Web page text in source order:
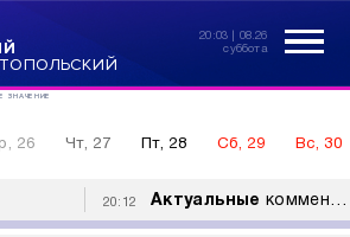
ЗНАЧЕНИЕ
20:03 | 08.26
суббота
26 Чт, 27 Пт, 28 Сб, 29 Вс, 30
20:12 Актуальные комментарии